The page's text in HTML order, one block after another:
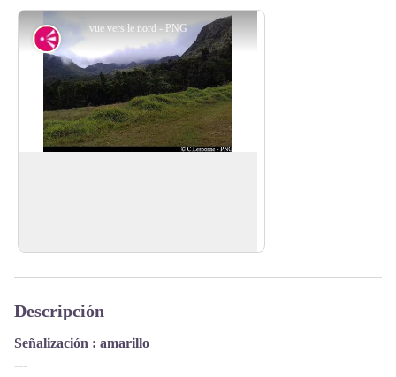
vue vers le nord - PNG
Vista
Descripción
Señalización : amarillo
---